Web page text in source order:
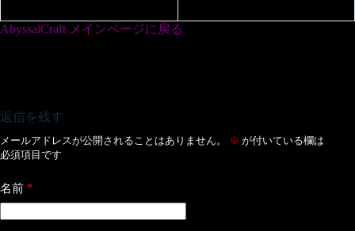
AbyssalCraft メインページに戻る
返信を残す
メールアドレスが公開されることはありません。 ※ が付いている欄は
必須項目です
名前 *